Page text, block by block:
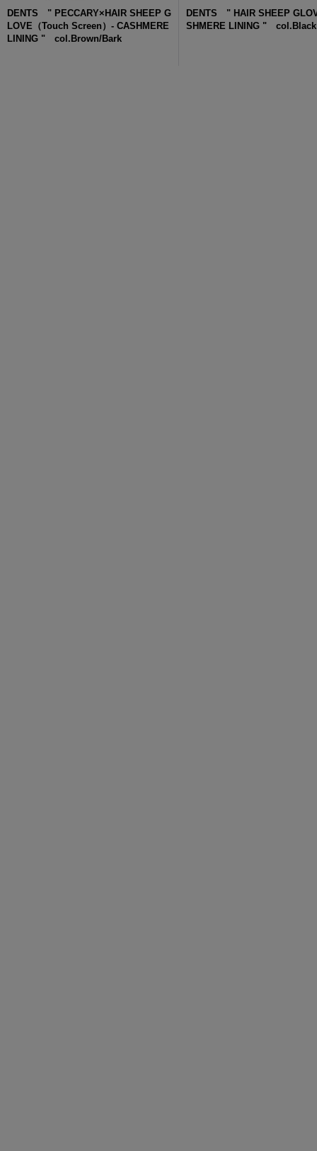
DENTS " PECCARY×HAIR SHEEP G
LOVE（Touch Screen）- CASHMERE
LINING " col.Brown/Bark
DENTS " HAIR SHEEP
SHMERE LINING " col.Black